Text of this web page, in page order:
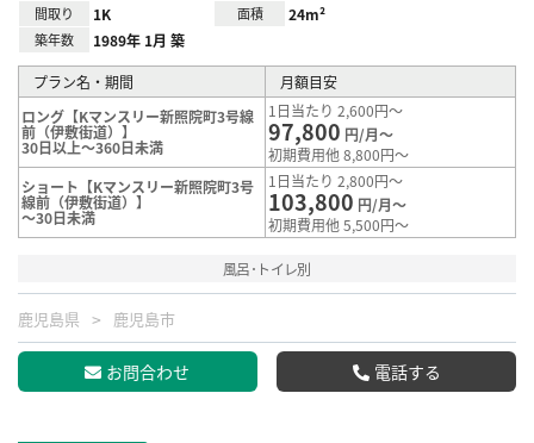
間取り 1K 面積 24m²
築年数 1989年 1月 築
プラン名・期間
月額目安
ロング【Kマンスリー新照院町3号線
前（伊敷街道）】
30日以上～360日未満
1日当たり 2,600円～
97,800 円/月～
初期費用他 8,800円～
ショート【Kマンスリー新照院町3号
線前（伊敷街道）】
～30日未満
1日当たり 2,800円～
103,800 円/月～
初期費用他 5,500円～
風呂･トイレ別
鹿児島県 鹿児島市
お問合わせ 電話する